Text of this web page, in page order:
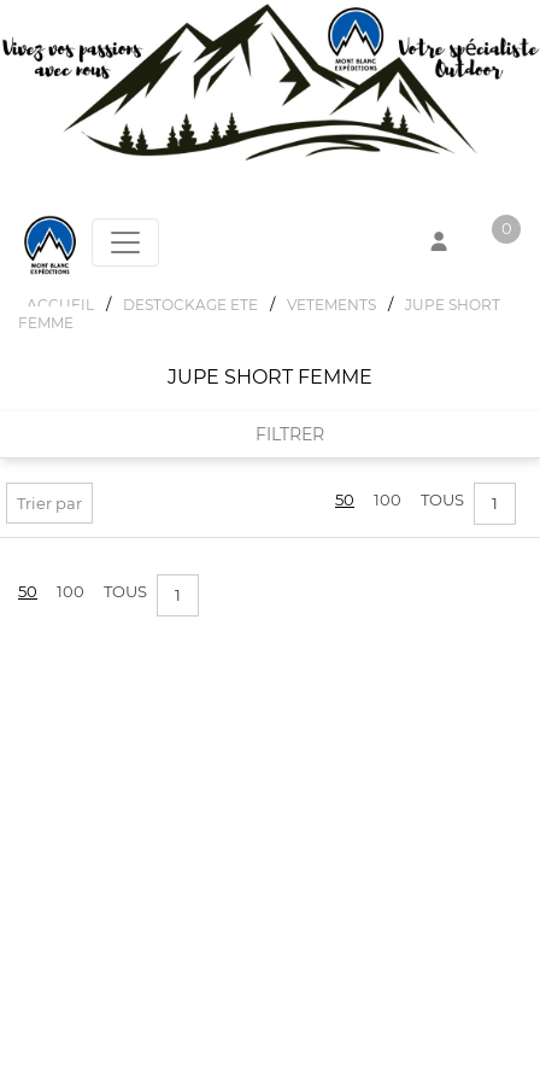
0
ACCUEIL / DESTOCKAGE ETE / VETEMENTS / JUPE SHORT
FEMME
JUPE SHORT FEMME
FILTRER
FILTRER PAR
Trier par 50 100 TOUS 1
50 100 TOUS 1